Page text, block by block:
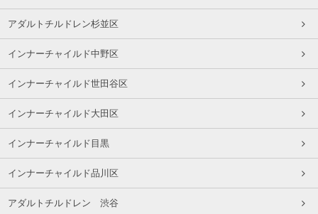
アダルトチルドレン杉並区
インナーチャイルド中野区
インナーチャイルド世田谷区
インナーチャイルド大田区
インナーチャイルド目黒
インナーチャイルド品川区
アダルトチルドレン 渋谷